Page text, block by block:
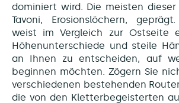
dominiert wird. Die meisten dieser
Tavoni, Erosionslöchern,
weist im Vergleich zur Ostseite
Höhenunterschiede und steile
an Ihnen zu entscheiden, auf
beginnen möchten. Zögern Sie
verschiedenen bestehenden
die von den Kletterbegeisterten